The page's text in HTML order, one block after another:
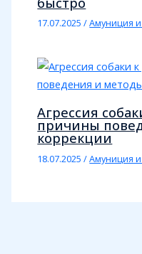
17.07.2025/Амуниция и
Агрессия
причины
коррекции
18.07.2025/Амуниция и